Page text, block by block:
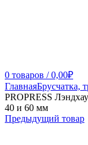
0 товаров / 0,00₽
ГлавнаяБрусчатка,
PROPRESS
40 и 60 мм
Предыдущий товар